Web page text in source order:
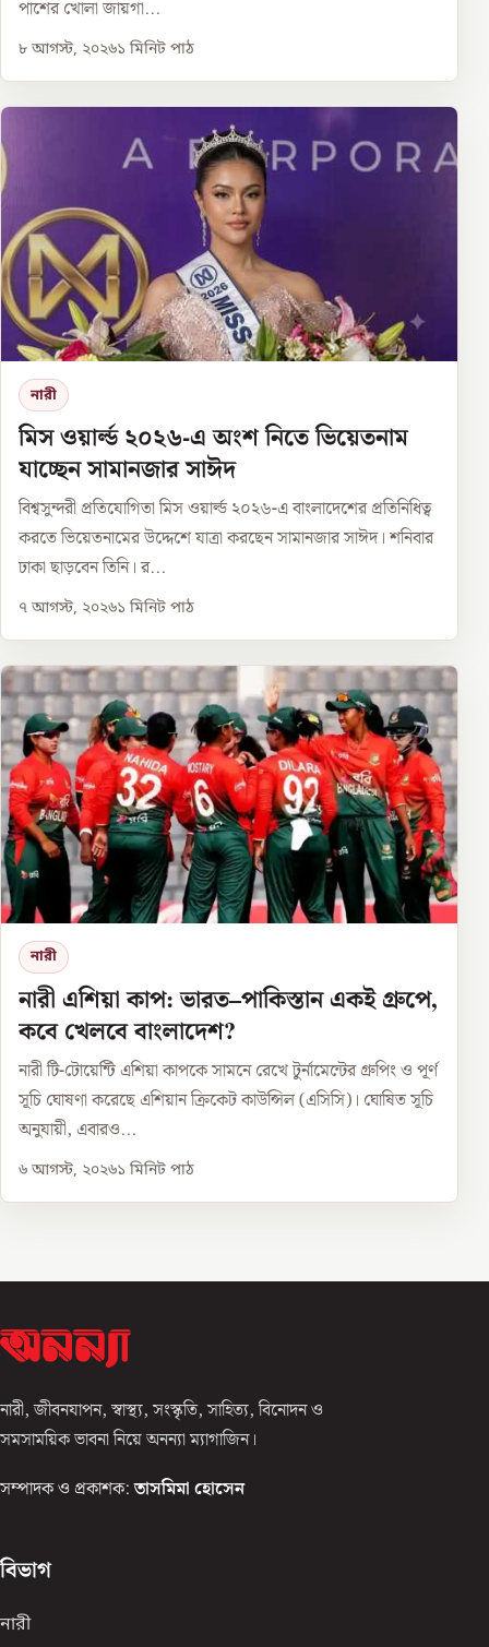
পাশের খোলা জায়গা...
৮ আগস্ট, ২০২৬১ মিনিট পাঠ
নারী
মিস ওয়ার্ল্ড ২০২৬-এ অংশ নিতে ভিয়েতনাম
যাচ্ছেন সামানজার সাঈদ
বিশ্বসুন্দরী প্রতিযোগিতা মিস ওয়ার্ল্ড ২০২৬-এ বাংলাদেশের প্রতিনিধিত্ব
করতে ভিয়েতনামের উদ্দেশে যাত্রা করছেন সামানজার সাঈদ। শনিবার
ঢাকা ছাড়বেন তিনি। র...
৭ আগস্ট, ২০২৬১ মিনিট পাঠ
নারী
নারী এশিয়া কাপ: ভারত–পাকিস্তান একই গ্রুপে,
কবে খেলবে বাংলাদেশ?
নারী টি-টোয়েন্টি এশিয়া কাপকে সামনে রেখে টুর্নামেন্টের গ্রুপিং ও পূর্ণ
সূচি ঘোষণা করেছে এশিয়ান ক্রিকেট কাউন্সিল (এসিসি)। ঘোষিত সূচি
অনুযায়ী, এবারও...
৬ আগস্ট, ২০২৬১ মিনিট পাঠ
নারী, জীবনযাপন, স্বাস্থ্য, সংস্কৃতি, সাহিত্য, বিনোদন ও
সমসাময়িক ভাবনা নিয়ে অনন্যা ম্যাগাজিন।
সম্পাদক ও প্রকাশক: তাসমিমা হোসেন
বিভাগ
নারী